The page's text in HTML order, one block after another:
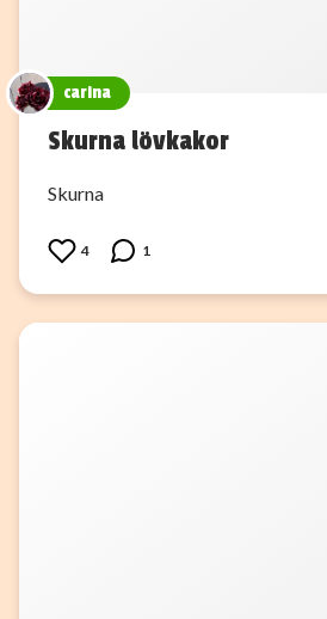
carina
Skurna lövkakor
Skurna
4 1